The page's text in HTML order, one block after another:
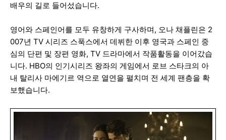
배우의 길로 들어섰습니다.
영어와 스페인어를 모두 유창하게 구사하며, 오나 채플린은 2
007년 TV 시리즈 스푹스에서 데뷔한 이후 영국과 스페인 중
심의 단편 및 장편 영화, TV 드라마에서 작품활동을 이어갔습
니다. HBO의 인기시리즈 왕좌의 게임에서 로브 스타크의 아
내 탈리사 마에기르 역으로 열연을 펼치며 전 세계 팬층을 확
보했습니다.